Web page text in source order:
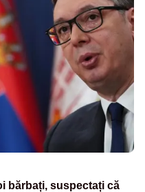
bărbați, suspectați că